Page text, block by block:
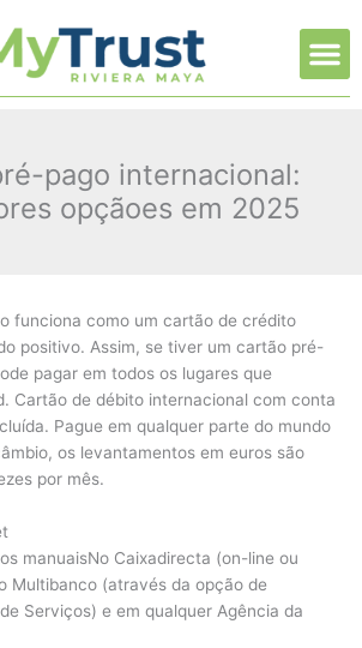
pago internacional:
opçãoes em 2025
funciona como um cartão de crédito
positivo. Assim, se tiver um cartão pré-
pagar em todos os lugares que
Cartão de débito internacional com conta
Pague em qualquer parte do mundo
os levantamentos em euros são
por mês.
manuaisNo Caixadirecta (on-line ou
Multibanco (através da opção de
Serviços) e em qualquer Agência da